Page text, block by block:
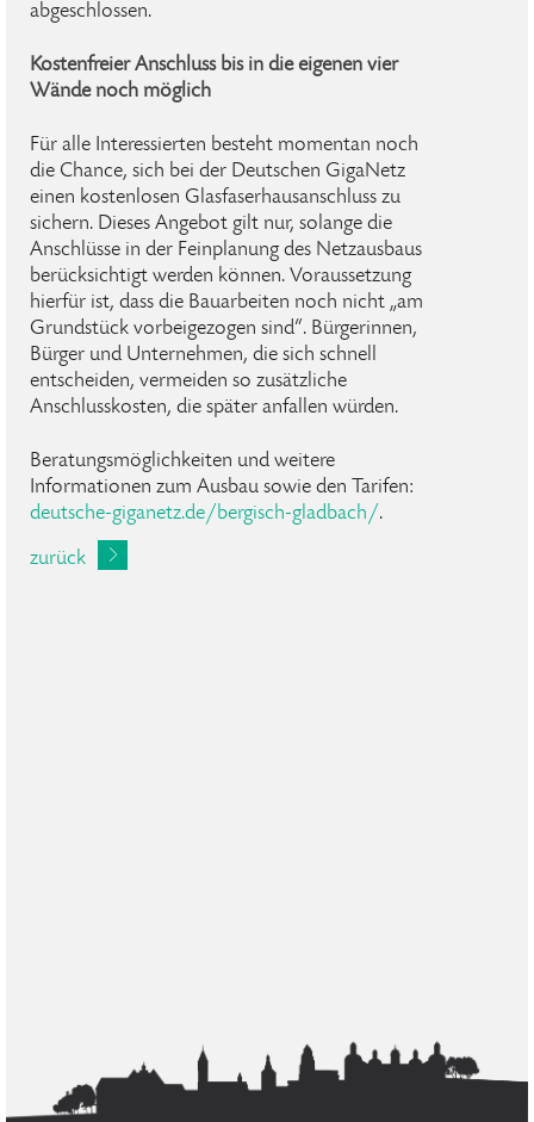
abgeschlossen.
Kostenfreier Anschluss bis in die eigenen vier
Wände noch möglich
Für alle Interessierten besteht momentan noch
die Chance, sich bei der Deutschen GigaNetz
einen kostenlosen Glasfaserhausanschluss zu
sichern. Dieses Angebot gilt nur, solange die
Anschlüsse in der Feinplanung des Netzausbaus
berücksichtigt werden können. Voraussetzung
hierfür ist, dass die Bauarbeiten noch nicht „am
Grundstück vorbeigezogen sind“. Bürgerinnen,
Bürger und Unternehmen, die sich schnell
entscheiden, vermeiden so zusätzliche
Anschlusskosten, die später anfallen würden.
Beratungsmöglichkeiten und weitere
Informationen zum Ausbau sowie den Tarifen:
deutsche-giganetz.de/bergisch-gladbach/.
zurück